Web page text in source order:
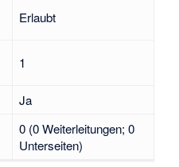
Erlaubt
1
Ja
0 (0 Weiterleitungen; 0
Unterseiten)